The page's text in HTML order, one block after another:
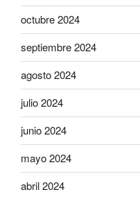
octubre 2024
septiembre 2024
agosto 2024
julio 2024
junio 2024
mayo 2024
abril 2024